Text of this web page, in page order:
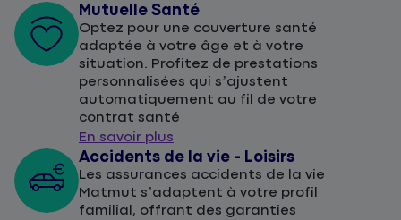
Mutuelle Santé
Optez pour une couverture santé
adaptée à votre âge et à votre
situation. Profitez de prestations
personnalisées qui s’ajustent
automatiquement au fil de votre
contrat santé
En savoir plus
Accidents de la vie - Loisirs
Les assurances accidents de la vie
Matmut s’adaptent à votre profil
familial, offrant des garanties